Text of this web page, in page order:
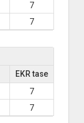
7
7
EKR tase
7
7